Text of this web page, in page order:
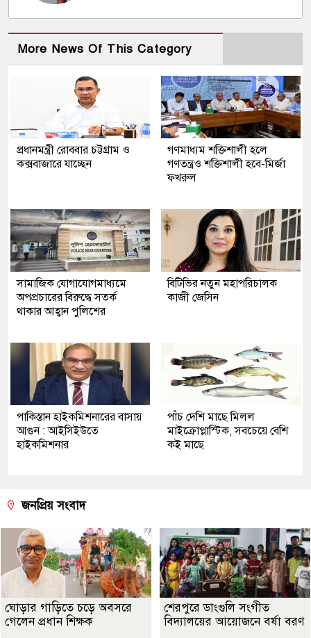
More News Of This Category
প্রধানমন্ত্রী রোববার চট্টগ্রাম ও
কক্সবাজারে যাচ্ছেন
গণমাধ্যম শক্তিশালী হলে
গণতন্ত্রও শক্তিশালী হবে-মির্জা
ফখরুল
সামাজিক যোগাযোগমাধ্যমে
অপপ্রচারের বিরুদ্ধে সতর্ক
থাকার আহ্বান পুলিশের
বিটিভির নতুন মহাপরিচালক
কাজী জেসিন
পাকিস্তান হাইকমিশনারের বাসায়
আগুন : আইসিইউতে
হাইকমিশনার
পাঁচ দেশি মাছে মিলল
মাইক্রোপ্লাস্টিক, সবচেয়ে বেশি
কই মাছে
জনপ্রিয় সংবাদ
ঘোড়ার গাড়িতে চড়ে অবসরে
গেলেন প্রধান শিক্ষক
শেরপুরে ডাংগুলি সংগীত
বিদ্যালয়ের আয়োজনে বর্ষা বরণ